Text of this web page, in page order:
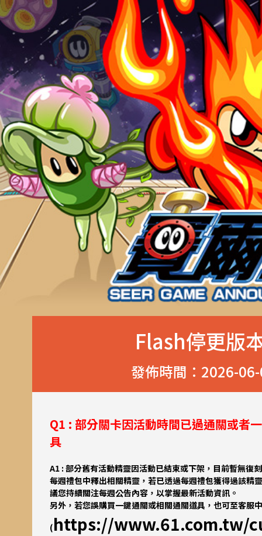
Flash停更版
發佈時間：2026-
Q1 : 部分關卡因活動時間已過通關或者
具
A1 : 部分舊有活動精靈因活動已結束或下架，目前暫無復
每週禮包中釋出相關精靈，若已透過每週禮包獲得過該精
議您持續關注每週公告內容，以掌握最新活動資訊。
另外，若您誤購買一鍵通關或相關通關道具，也可至客服
(https://www.61.com.tw/